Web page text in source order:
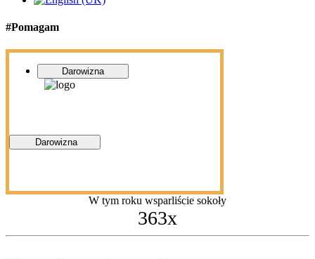
#Pomagam
Darowizna
Darowizna
W tym roku wsparliście sokoły
363x